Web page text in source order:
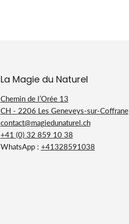
La Magie du Naturel
Chemin de l’Orée 13
CH - 2206 Les Geneveys-sur-Coffrane
contact@magiedunaturel.ch
+41 (0) 32 859 10 38
WhatsApp : +41328591038